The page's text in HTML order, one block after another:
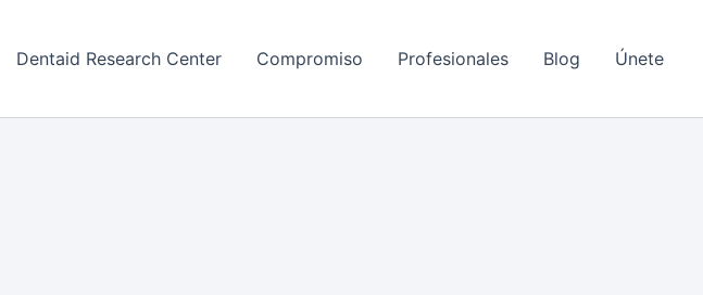
Dentaid Research Center Compromiso Profesionales Blog Únete